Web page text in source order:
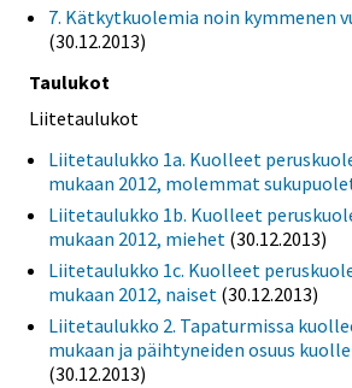
7. Kätkytkuolemia noin kymmenen
(30.12.2013)
Taulukot
Liitetaulukot
Liitetaulukko 1a. Kuolleet
mukaan 2012, molemmat
Liitetaulukko 1b. Kuolleet
mukaan 2012, miehet (30.12.2013)
Liitetaulukko 1c. Kuolleet
mukaan 2012, naiset (30.12.2013)
Liitetaulukko 2. Tapaturmissa
mukaan ja päihtyneiden osuus
(30.12.2013)